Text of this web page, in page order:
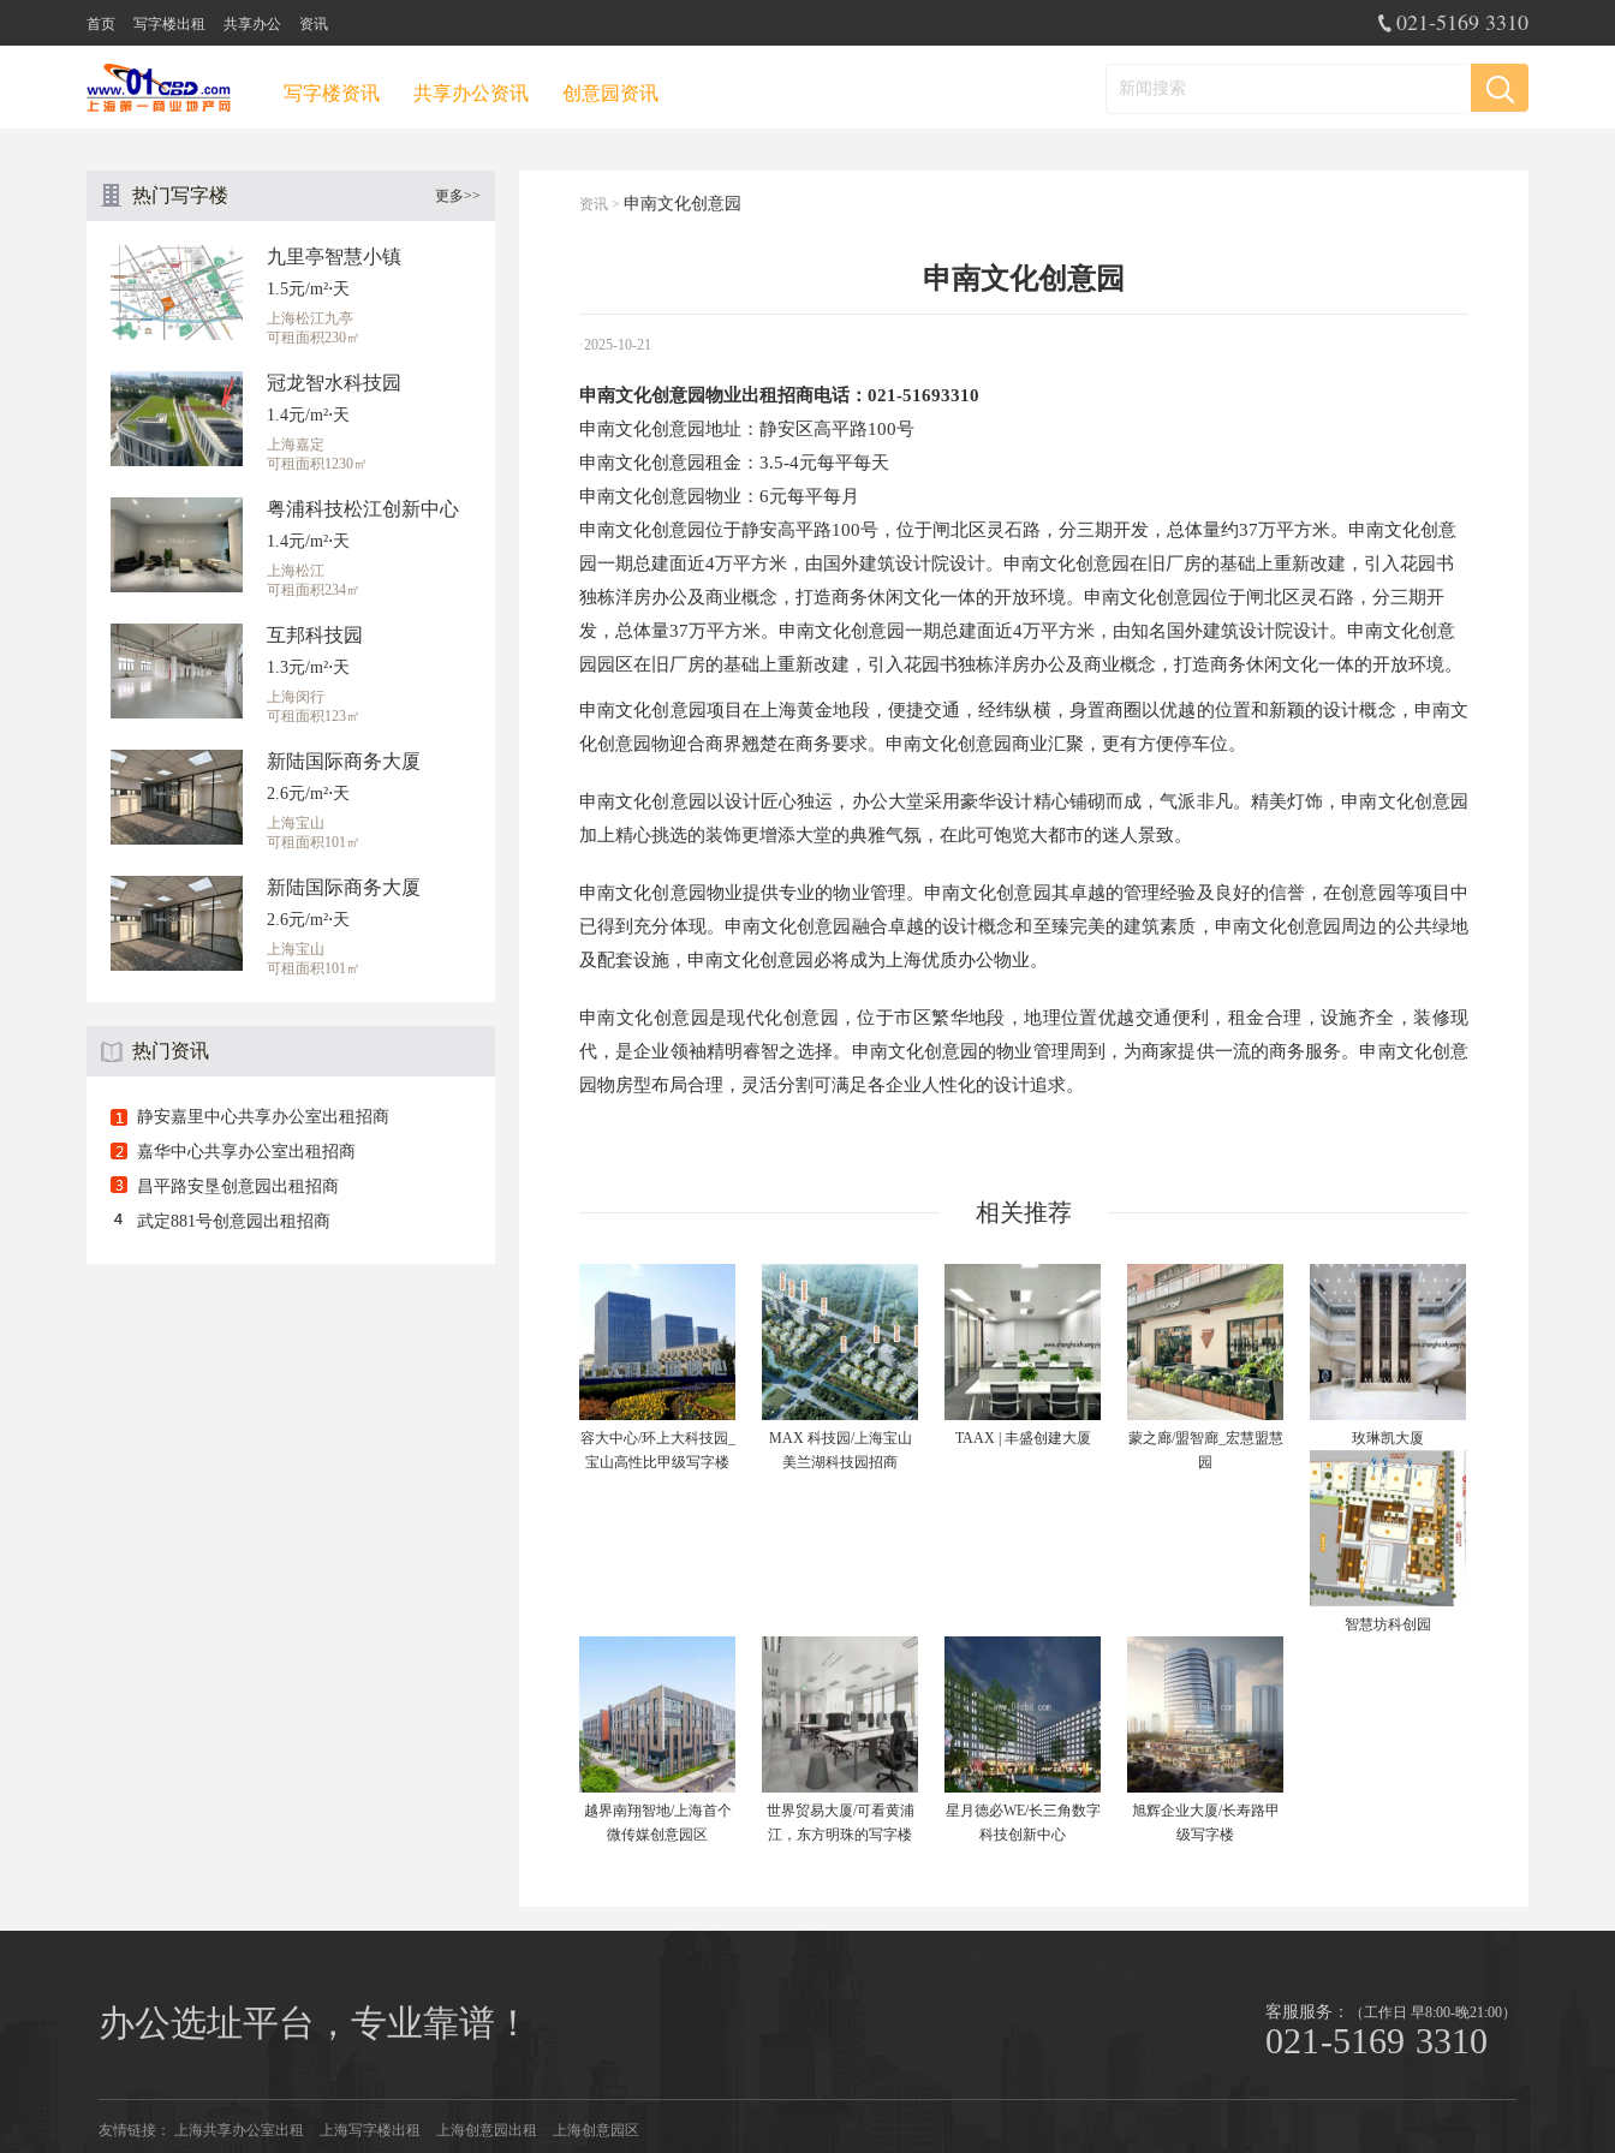
首页 写字楼出租 共享办公 资讯 021-5169 3310
写字楼资讯 共享办公资讯 创意园资讯
热门写字楼 更多>>
九里亭智慧小镇
1.5元/m²⋅天
上海松江九亭
可租面积230㎡
冠龙智水科技园
1.4元/m²⋅天
上海嘉定
可租面积1230㎡
粤浦科技松江创新中心
1.4元/m²⋅天
上海松江
可租面积234㎡
互邦科技园
1.3元/m²⋅天
上海闵行
可租面积123㎡
新陆国际商务大厦
2.6元/m²⋅天
上海宝山
可租面积101㎡
新陆国际商务大厦
2.6元/m²⋅天
上海宝山
可租面积101㎡
热门资讯
静安嘉里中心共享办公室出租招商
嘉华中心共享办公室出租招商
昌平路安垦创意园出租招商
武定881号创意园出租招商
资讯 > 申南文化创意园
申南文化创意园
·2025-10-21
申南文化创意园物业出租招商电话：021-51693310
申南文化创意园地址：静安区高平路100号
申南文化创意园租金：3.5-4元每平每天
申南文化创意园物业：6元每平每月
申南文化创意园位于静安高平路100号，位于闸北区灵石路，分三期开发，总体量约37万平方米。 申南文化创意
园一期总建面近4万平方米，由国外建筑设计院设计。申南文化创意园在旧厂房的基础上重新改建，引入花园书
独栋洋房办公及商业概念，打造商务休闲文化一体的开放环境。申南文化创意园位于闸北区灵石路，分三期开
发，总体量37万平方米。 申南文化创意园一期总建面近4万平方米，由知名国外建筑设计院设计。 申南文化创意
园 园区在旧厂房的基础上重新改建，引入花园书独栋洋房办公及商业概念，打造商务休闲文化一体的开放环境。
申南文化创意园项目在上海黄金地段，便捷交通，经纬纵横，身置商圈以优越的位置和新颖的设计概念，申南文
化创意园物迎合商界翘楚在商务要求。申南文化创意园商业汇聚，更有方便停车位。
申南文化创意园以设计匠心独运，办公大堂采用豪华设计精心铺砌而成，气派非凡。精美灯饰，申南文化创意园
加上精心挑选的装饰更增添大堂的典雅气氛，在此可饱览大都市的迷人景致。
申南文化创意园物业提供专业的物业管理。申南文化创意园其卓越的管理经验及良好的信誉，在创意园等项目中
已得到充分体现。申南文化创意园融合卓越的设计概念和至臻完美的建筑素质，申南文化创意园周边的公共绿地
及配套设施，申南文化创意园必将成为上海优质办公物业。
申南文化创意园是现代化创意园，位于市区繁华地段，地理位置优越交通便利，租金合理，设施齐全，装修现
代，是企业领袖精明睿智之选择。申南文化创意园的物业管理周到，为商家提供一流的商务服务。申南文化创意
园物房型布局合理，灵活分割可满足各企业人性化的设计追求。
相关推荐
容大中心/环上大科技园_
宝山高性比甲级写字楼
MAX 科技园/上海宝山
美兰湖科技园招商
TAAX | 丰盛创建大厦
蒙之廊/盟智廊_宏慧盟慧
园
玫琳凯大厦
智慧坊科创园
越界南翔智地/上海首个
微传媒创意园区
世界贸易大厦/可看黄浦
江，东方明珠的写字楼
星月德必WE/长三角数字
科技创新中心
旭辉企业大厦/长寿路甲
级写字楼
办公选址平台，专业靠谱！
友情链接： 上海共享办公室出租 上海写字楼出租 上海创意园出租 上海创意园区
客服服务： （工作日 早8:00-晚21:00）
021-5169 3310